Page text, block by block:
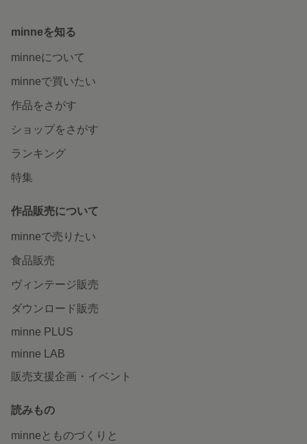
minneを知る
minneについて
minneで買いたい
作品をさがす
ショップをさがす
ランキング
特集
作品販売について
minneで売りたい
食品販売
ヴィンテージ販売
ダウンロード販売
minne PLUS
minne LAB
販売支援企画・イベント
読みもの
minneとものづくりと